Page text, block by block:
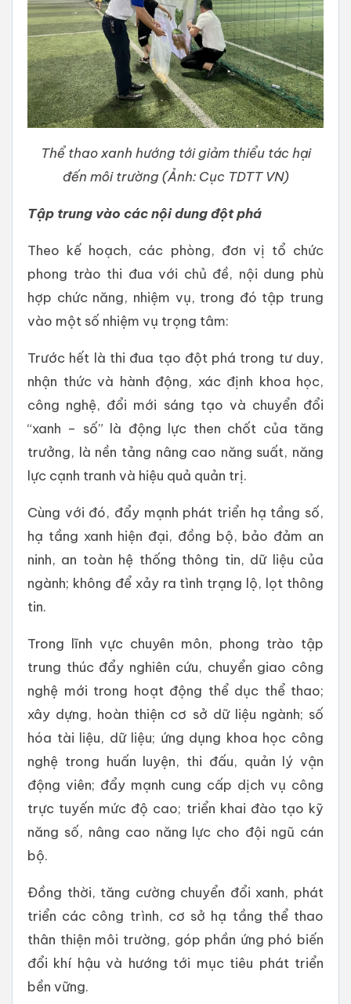
Thể thao xanh hướng tới giảm thiểu tác hại
đến môi trường (Ảnh: Cục TDTT VN)
Tập trung vào các nội dung đột phá
Theo kế hoạch, các phòng, đơn vị tổ chức
phong trào thi đua với chủ đề, nội dung phù
hợp chức năng, nhiệm vụ, trong đó tập trung
vào một số nhiệm vụ trọng tâm:
Trước hết là thi đua tạo đột phá trong tư duy,
nhận thức và hành động, xác định khoa học,
công nghệ, đổi mới sáng tạo và chuyển đổi
“xanh – số” là động lực then chốt của tăng
trưởng, là nền tảng nâng cao năng suất, năng
lực cạnh tranh và hiệu quả quản trị.
Cùng với đó, đẩy mạnh phát triển hạ tầng số,
hạ tầng xanh hiện đại, đồng bộ, bảo đảm an
ninh, an toàn hệ thống thông tin, dữ liệu của
ngành; không để xảy ra tình trạng lộ, lọt thông
tin.
Trong lĩnh vực chuyên môn, phong trào tập
trung thúc đẩy nghiên cứu, chuyển giao công
nghệ mới trong hoạt động thể dục thể thao;
xây dựng, hoàn thiện cơ sở dữ liệu ngành; số
hóa tài liệu, dữ liệu; ứng dụng khoa học công
nghệ trong huấn luyện, thi đấu, quản lý vận
động viên; đẩy mạnh cung cấp dịch vụ công
trực tuyến mức độ cao; triển khai đào tạo kỹ
năng số, nâng cao năng lực cho đội ngũ cán
bộ.
Đồng thời, tăng cường chuyển đổi xanh, phát
triển các công trình, cơ sở hạ tầng thể thao
thân thiện môi trường, góp phần ứng phó biến
đổi khí hậu và hướng tới mục tiêu phát triển
bền vững.